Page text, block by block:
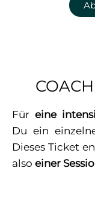
Für eine
Du ein
Dieses Ticket
also einer